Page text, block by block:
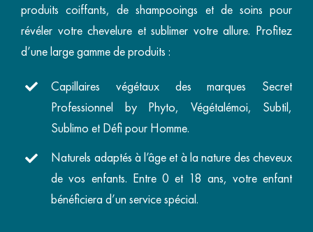
produits coiffants, de shampooings et de soins pour
révéler votre chevelure et sublimer votre allure. Profitez
d’une large gamme de produits :
Capillaires végétaux des marques Secret
Professionnel by Phyto, Végétalémoi, Subtil,
Sublimo et Défi pour Homme.
Naturels adaptés à l’âge et à la nature des cheveux
de vos enfants. Entre 0 et 18 ans, votre enfant
bénéficiera d’un service spécial.